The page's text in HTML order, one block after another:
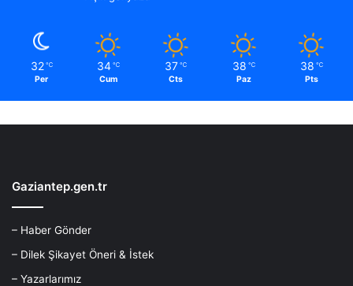
32 ℃
Per
34 ℃
Cum
37 ℃
Cts
38 ℃
Paz
38 ℃
Pts
Gaziantep.gen.tr
– Haber Gönder
– Dilek Şikayet Öneri & İstek
– Yazarlarımız